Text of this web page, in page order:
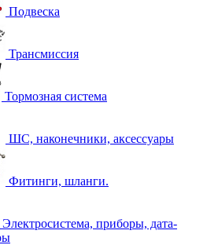
Подвеска
Трансмиссия
Тормозная система
ШС, наконечники, аксессуары
Фитинги, шланги.
Электросистема, приборы, дата-